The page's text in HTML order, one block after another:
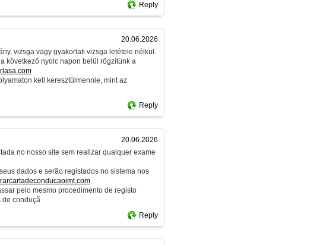
Reply
20.06.2026
vizsga vagy gyakorlati vizsga letétele nélkül.
következő nyolc napon belül rögzítünk a
kell keresztülmennie, mint az
Reply
20.06.2026
no nosso site sem realizar qualquer exame
dados e serão registados no sistema nos
pelo mesmo procedimento de registo
de conduçã
Reply